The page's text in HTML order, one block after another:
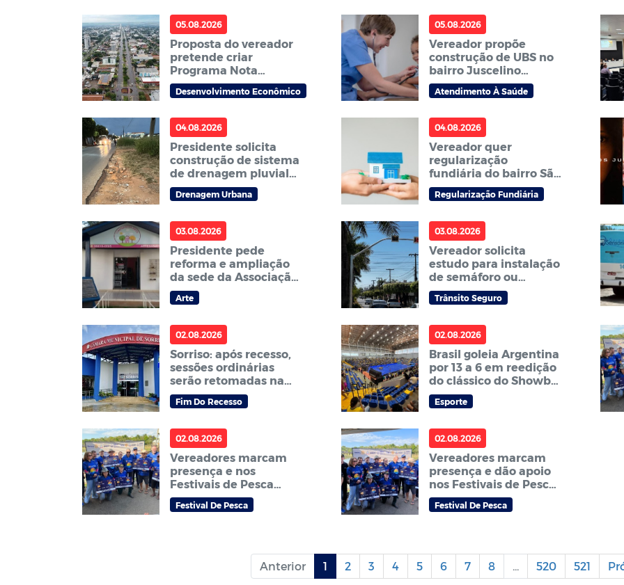
comunidade em
reunião
05.08.2026
Proposta do vereador
pretende criar
Programa Nota
Premiada com
premiação para
Sorriso
Desenvolvimento Econômico
05.08.2026
Vereador propõe
construção de UBS no
bairro Juscelino
Kubitschek
Atendimento À Saúde
04.08.2026
Presidente solicita
construção de sistema
de drenagem pluvial
no terreno baldio
localizado ao lado da
Drenagem Urbana
04.08.2026
Vereador quer
regularização
fundiária do bairro São
Mateus
Regularização Fundiária
03.08.2026
Presidente pede
reforma e ampliação
da sede da Associação
Cantinho da Arte de
Sorriso – ACAS
Arte
03.08.2026
Vereador solicita
estudo para instalação
de semáforo ou
redutor de velocidade
na avenida Curitiba no
Trânsito Seguro
02.08.2026
Sorriso: após recesso,
sessões ordinárias
serão retomadas na
segunda, 3
Fim Do Recesso
02.08.2026
Brasil goleia Argentina
por 13 a 6 em reedição
do clássico do Showbol
na Arena Sorriso
Esporte
02.08.2026
Vereadores marcam
presença e nos
Festivais de Pesca
Amador que abrem
temporada do
Festival De Pesca
02.08.2026
Vereadores marcam
presença e dão apoio
nos Festivais de Pesca
Amador que abrem
temporada do
Festival De Pesca
Anterior 1 2 3 4 5 6 7 8 ... 520 521